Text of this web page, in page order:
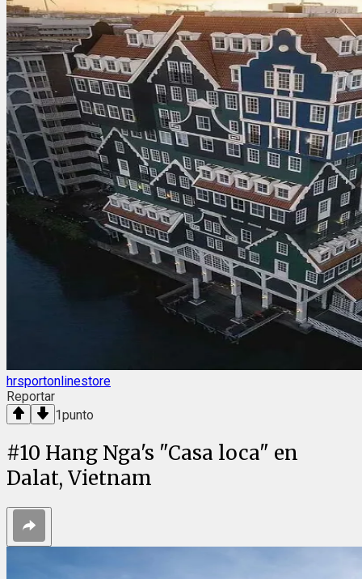
hrsportonlinestore
Reportar
1punto
#10 Hang Nga's "Casa loca" en
Dalat, Vietnam